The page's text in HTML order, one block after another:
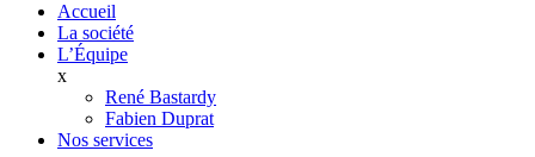
Accueil
La société
L’Équipe
x
René Bastardy
Fabien Duprat
Nos services